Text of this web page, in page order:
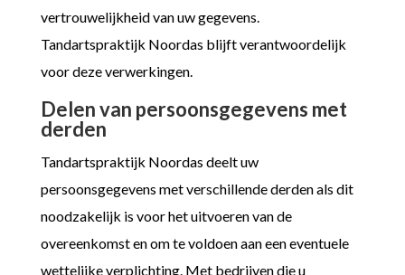
vertrouwelijkheid van uw gegevens.
Tandartspraktijk Noordas blijft verantwoordelijk
voor deze verwerkingen.
Delen van persoonsgegevens met
derden
Tandartspraktijk Noordas deelt uw
persoonsgegevens met verschillende derden als dit
noodzakelijk is voor het uitvoeren van de
overeenkomst en om te voldoen aan een eventuele
wettelijke verplichting. Met bedrijven die u